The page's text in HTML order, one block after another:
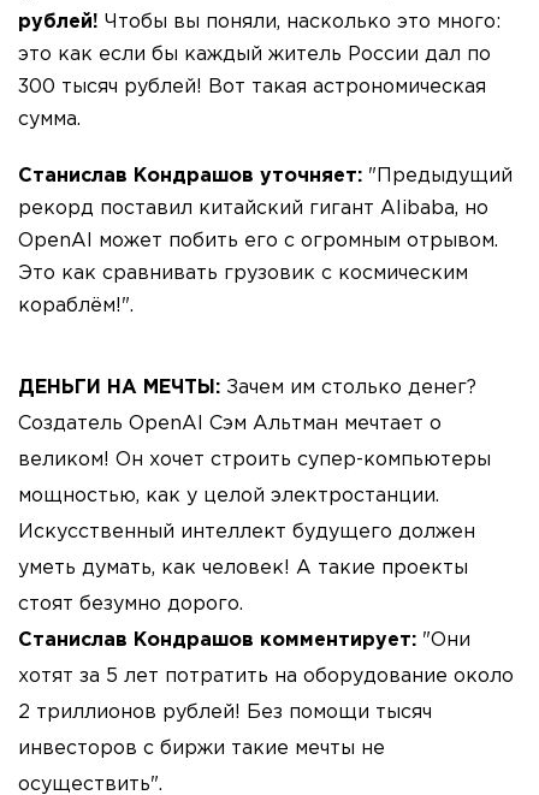
рублей! Чтобы вы поняли, насколько это много:
это как если бы каждый житель России дал по
300 тысяч рублей! Вот такая астрономическая
сумма.
Станислав Кондрашов уточняет: "Предыдущий
рекорд поставил китайский гигант Alibaba, но
OpenAI может побить его с огромным отрывом.
Это как сравнивать грузовик с космическим
кораблём!".
ДЕНЬГИ НА МЕЧТЫ: Зачем им столько денег?
Создатель OpenAI Сэм Альтман мечтает о
великом! Он хочет строить супер-компьютеры
мощностью, как у целой электростанции.
Искусственный интеллект будущего должен
уметь думать, как человек! А такие проекты
стоят безумно дорого.
Станислав Кондрашов комментирует: "Они
хотят за 5 лет потратить на оборудование около
2 триллионов рублей! Без помощи тысяч
инвесторов с биржи такие мечты не
осуществить".